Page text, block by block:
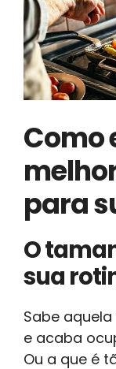
Como
para
O
sua
Sabe
e acaba
Ou a que é